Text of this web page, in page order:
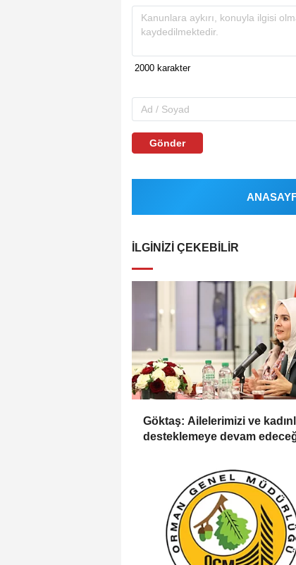
Gönder
İLGINIZI ÇEKEBILIR
Göktaş: Ailelerimizi ve
desteklemeye devam